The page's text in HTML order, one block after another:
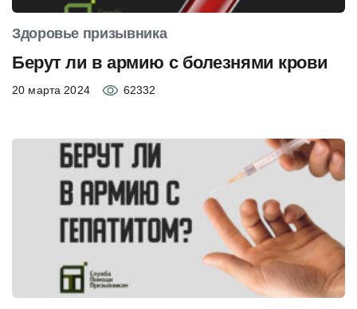
Здоровье призывника
Берут ли в армию с болезнями крови
20 марта 2024 62332